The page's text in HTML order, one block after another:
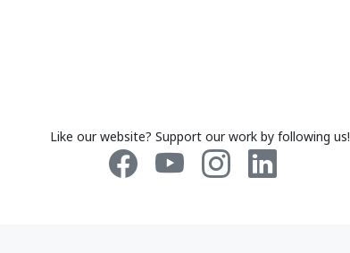
Like our website? Support our work by following us!